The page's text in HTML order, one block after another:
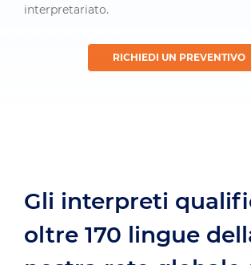
interpretariato.
RICHIEDI UN PREVENTIVO
Gli interpreti
oltre 170 lingue